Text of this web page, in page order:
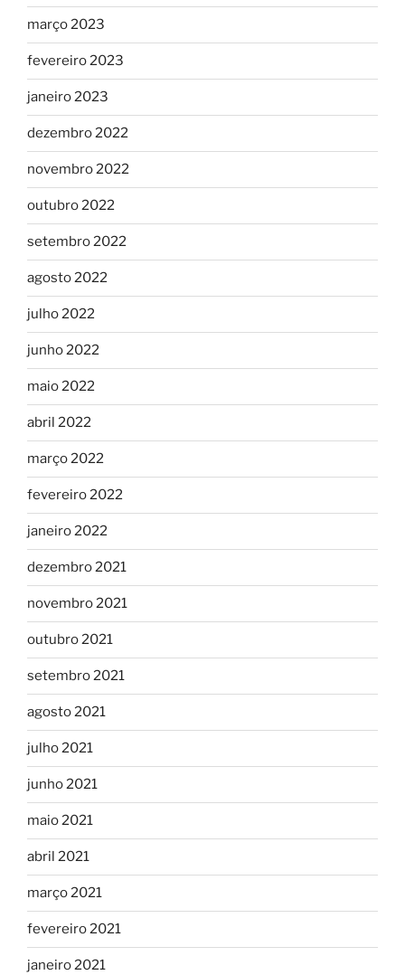
março 2023
fevereiro 2023
janeiro 2023
dezembro 2022
novembro 2022
outubro 2022
setembro 2022
agosto 2022
julho 2022
junho 2022
maio 2022
abril 2022
março 2022
fevereiro 2022
janeiro 2022
dezembro 2021
novembro 2021
outubro 2021
setembro 2021
agosto 2021
julho 2021
junho 2021
maio 2021
abril 2021
março 2021
fevereiro 2021
janeiro 2021